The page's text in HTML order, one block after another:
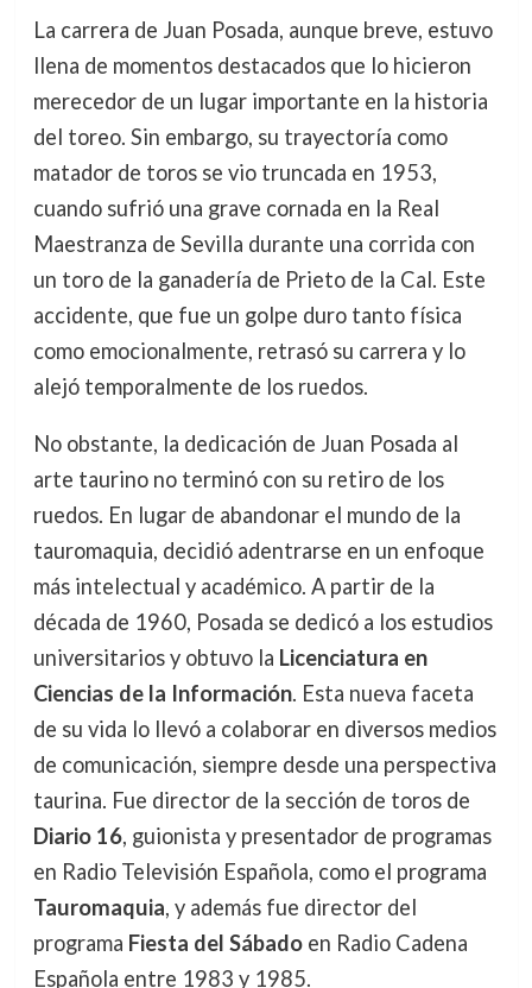
La carrera de Juan Posada, aunque breve, estuvo
llena de momentos destacados que lo hicieron
merecedor de un lugar importante en la historia
del toreo. Sin embargo, su trayectoría como
matador de toros se vio truncada en 1953,
cuando sufrió una grave cornada en la Real
Maestranza de Sevilla durante una corrida con
un toro de la ganadería de Prieto de la Cal. Este
accidente, que fue un golpe duro tanto física
como emocionalmente, retrasó su carrera y lo
alejó temporalmente de los ruedos.
No obstante, la dedicación de Juan Posada al
arte taurino no terminó con su retiro de los
ruedos. En lugar de abandonar el mundo de la
tauromaquia, decidió adentrarse en un enfoque
más intelectual y académico. A partir de la
década de 1960, Posada se dedicó a los estudios
universitarios y obtuvo la Licenciatura en
Ciencias de la Información. Esta nueva faceta
de su vida lo llevó a colaborar en diversos medios
de comunicación, siempre desde una perspectiva
taurina. Fue director de la sección de toros de
Diario 16, guionista y presentador de programas
en Radio Televisión Española, como el programa
Tauromaquia, y además fue director del
programa Fiesta del Sábadoen Radio Cadena
Española entre 1983 y 1985.